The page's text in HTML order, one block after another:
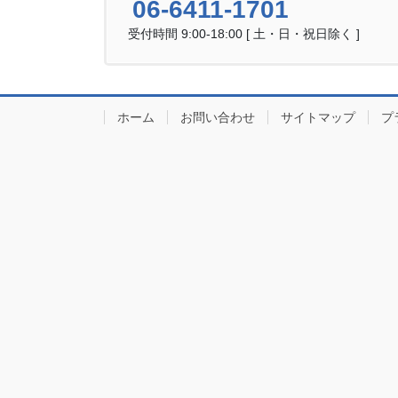
06-6411-1701
受付時間 9:00-18:00 [ 土・日・祝日除く ]
ホーム お問い合わせ サイトマップ プ